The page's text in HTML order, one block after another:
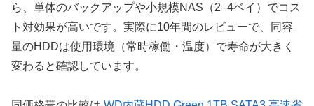
ら、単体のバックアップや小規模NAS（2–4ベイ）でコス
ト対効果が高いです。実際に10年間のレビューで、同容
量のHDDは使用環境（常時稼働・温度）で寿命が大きく
変わると確認しています。